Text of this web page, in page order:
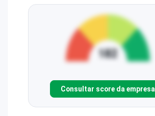
Consultar score da empresa